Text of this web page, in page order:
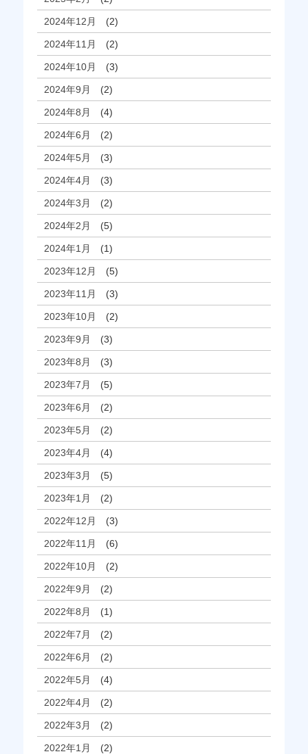
2024年12月 (2)
2024年11月 (2)
2024年10月 (3)
2024年9月 (2)
2024年8月 (4)
2024年6月 (2)
2024年5月 (3)
2024年4月 (3)
2024年3月 (2)
2024年2月 (5)
2024年1月 (1)
2023年12月 (5)
2023年11月 (3)
2023年10月 (2)
2023年9月 (3)
2023年8月 (3)
2023年7月 (5)
2023年6月 (2)
2023年5月 (2)
2023年4月 (4)
2023年3月 (5)
2023年1月 (2)
2022年12月 (3)
2022年11月 (6)
2022年10月 (2)
2022年9月 (2)
2022年8月 (1)
2022年7月 (2)
2022年6月 (2)
2022年5月 (4)
2022年4月 (2)
2022年3月 (2)
2022年1月 (2)